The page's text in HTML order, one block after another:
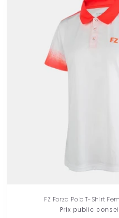
FZ Forza Polo T-Shirt
Prix public